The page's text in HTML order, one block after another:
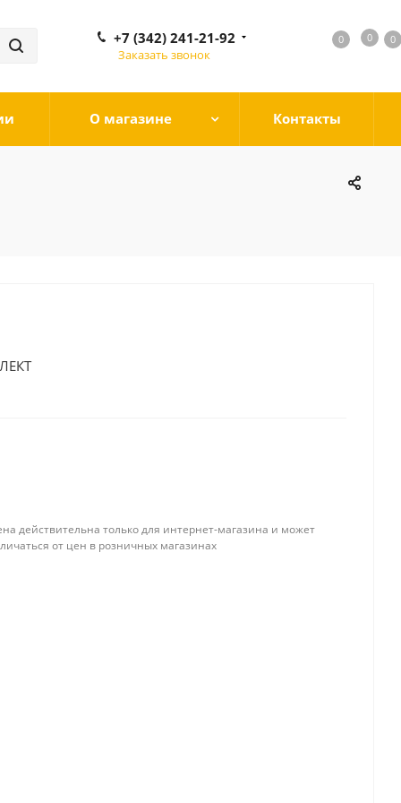
0 0 0
0
+7 (342) 241-21-92
Заказать звонок
О магазине Контакты
действительна только для интернет-магазина и может
от цен в розничных магазинах